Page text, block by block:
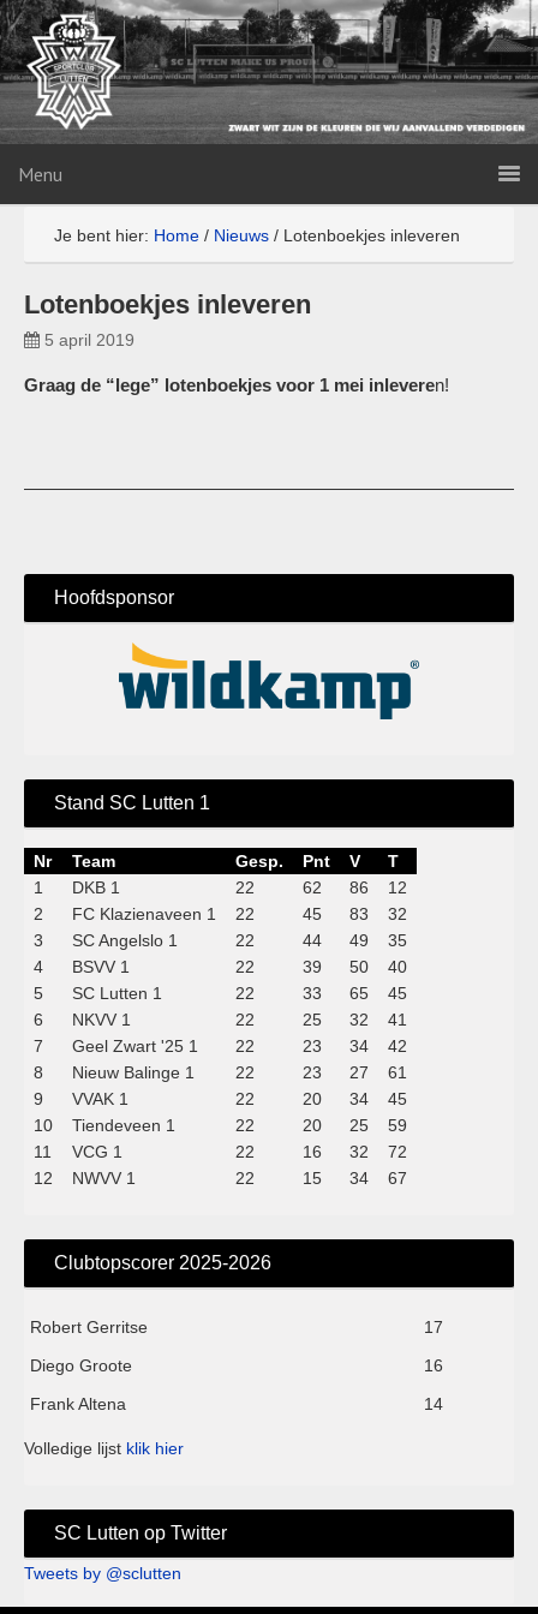
Menu
Je bent hier: Home / Nieuws / Lotenboekjes inleveren
Lotenboekjes inleveren
5 april 2019
Graag de “lege” lotenboekjes voor 1 mei inleveren!
Hoofdsponsor
Stand SC Lutten 1
Nr Team Gesp. Pnt V
T
1
DKB 1 22 62 86
12
2
FC Klazienaveen 1 22 45 83
32
3
SC Angelslo 1 22 44 49
35
4
BSVV 1 22 39 50
40
5
SC Lutten 1 22 33 65
45
6
NKVV 1 22 25 32
41
7
Geel Zwart '25 1 22 23 34
42
8
Nieuw Balinge 1 22 23 27
61
9
VVAK 1 22 20 34
45
10
Tiendeveen 1 22 20 25
59
11
VCG 1 22 16 32
72
12
NWVV 1 22 15 34 67
Clubtopscorer 2025-2026
Robert Gerritse
17
Diego Groote
16
Frank Altena
14
Volledige lijst klik hier
SC Lutten op Twitter
Tweets by @sclutten